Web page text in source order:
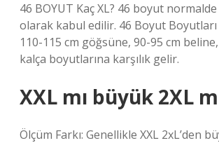
46 BOYUT Kaç XL? 46 boyut
olarak kabul edilir. 46 Boyut
110-115 cm göğsüne, 90-95 cm
kalça boyutlarına karşılık gelir.
XXL mı büyük 2XL
Ölçüm Farkı: Genellikle XXL 2xL’den